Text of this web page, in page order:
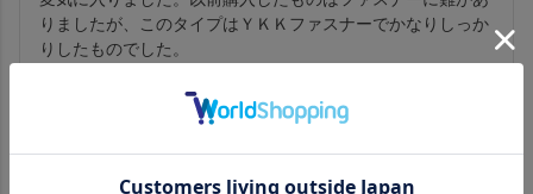
りましたが、このタイプはＹＫＫファスナーでかなりしっか
りしたものでした。